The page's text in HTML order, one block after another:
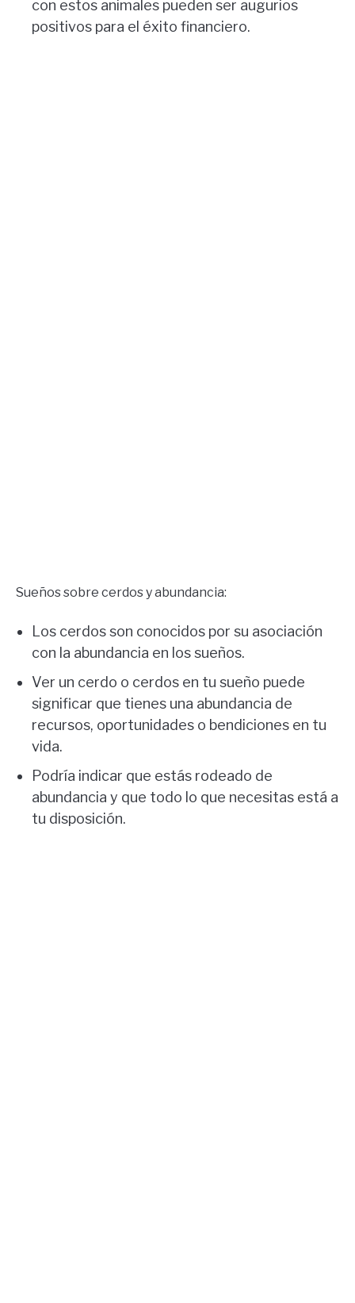
con estos animales pueden ser augurios
positivos para el éxito financiero.
Sueños sobre cerdos y abundancia:
Los cerdos son conocidos por su asociación
con la abundancia en los sueños.
Ver un cerdo o cerdos en tu sueño puede
significar que tienes una abundancia de
recursos, oportunidades o bendiciones en tu
vida.
Podría indicar que estás rodeado de
abundancia y que todo lo que necesitas está a
tu disposición.